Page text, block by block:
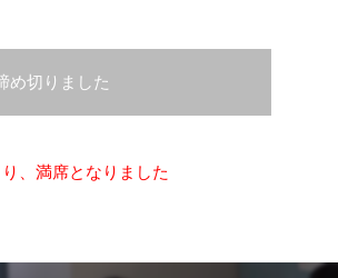
め切りました
、満席となりました